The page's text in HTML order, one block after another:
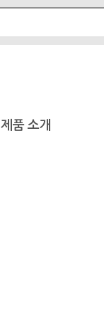
제품 소개